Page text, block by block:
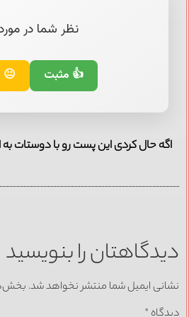
نظر شما در
👍 مثبت 😐
اگه حال کردی این پست رو با دوستات به
دیدگاهتان را بنویسید
نشانی ایمیل شما منتشر نخواهد شد.